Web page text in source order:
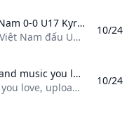
Trực tiếp bóng đá U17 Việt Nam 0-0 U17 Kyrgyzstan Xem trực tiếp bóng đá U17 Việt Nam đấu U17 Kyrzygstan: Chi tiết đội hình tình huống nổi bật và video bàn thắng.
Xem trực tiếp bóng đá U17 Việt Nam đấu U17 Kyrzygstan: Chi tiết đội hình, tình huống nổi bật và video bàn thắng. U17 Việt Nam 0-0 U17 Kyrgyzstan Ghi bàn (F5 để cập nhật) Trận đấu kết thúc Tiền đạo U17 Việt Nam cài đè tốt và xoay người dứt điểm nhưng vẫn không thể đưa bóng đi trúng đích. U17 Việt Nam hòa U17 Kyrgyzstan với tỷ số 0-0.
10/24
- YouTube Enjoy the videos and music you love upload original content and share it all with friends family and the world on YouTube.
Enjoy the videos and music you love, upload original content, and share it all with friends, family, and the world on YouTube.
10/24